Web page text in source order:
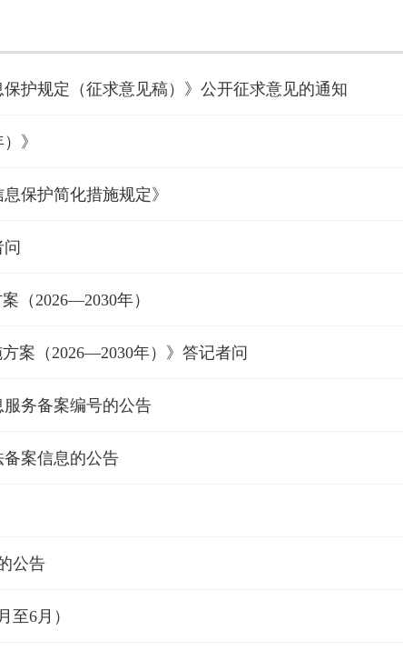
护规定（征求意见稿）》公开征求意见的通知
》
保护简化措施规定》
（2026—2030年）
案（2026—2030年）》答记者问
务备案编号的公告
案信息的公告
公告
至6月）